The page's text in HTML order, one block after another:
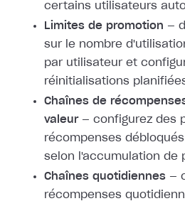
certains utilisateurs
Limites de promotion —
sur le nombre
par utilisateur et
réinitialisations
Chaînes de
valeur— configurez des
récompenses
selon l'accumulation de
Chaînes quotidiennes —
récompenses